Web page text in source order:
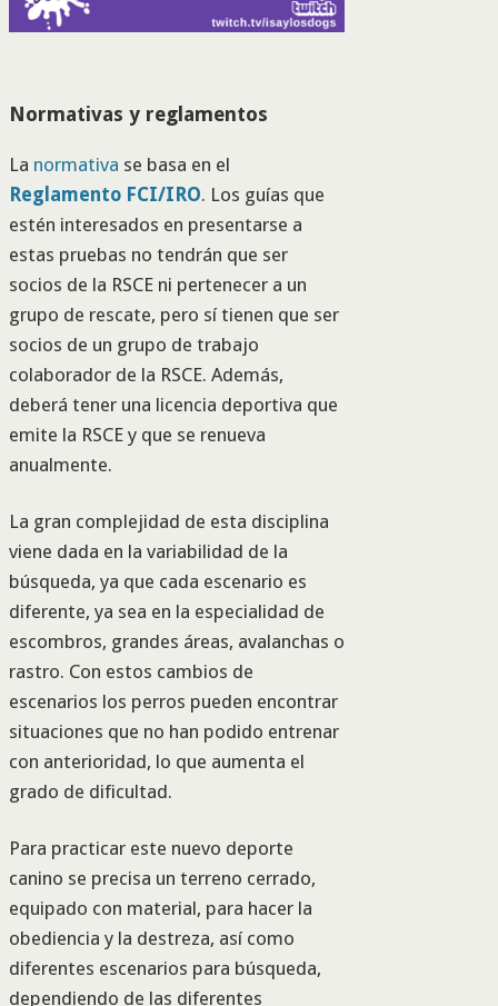
Normativas y reglamentos
La normativa se basa en el
Reglamento FCI/IRO. Los guías que
estén interesados en presentarse a
estas pruebas no tendrán que ser
socios de la RSCE ni pertenecer a un
grupo de rescate, pero sí tienen que ser
socios de un grupo de trabajo
colaborador de la RSCE. Además,
deberá tener una licencia deportiva que
emite la RSCE y que se renueva
anualmente.
La gran complejidad de esta disciplina
viene dada en la variabilidad de la
búsqueda, ya que cada escenario es
diferente, ya sea en la especialidad de
escombros, grandes áreas, avalanchas o
rastro. Con estos cambios de
escenarios los perros pueden encontrar
situaciones que no han podido entrenar
con anterioridad, lo que aumenta el
grado de dificultad.
Para practicar este nuevo deporte
canino se precisa un terreno cerrado,
equipado con material, para hacer la
obediencia y la destreza, así como
diferentes escenarios para búsqueda,
dependiendo de las diferentes